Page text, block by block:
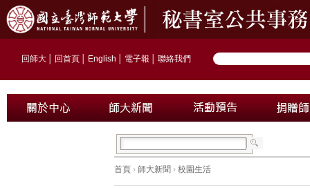
回師大 回首頁 English 電子報 聯絡我們
首頁 › 師大新聞 › 校園生活